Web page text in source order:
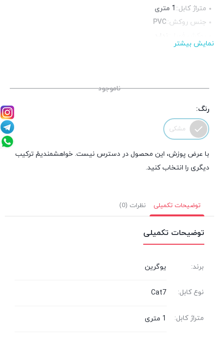
متراژ کابل::1 متری
جنس روکش::PVC
روکش شیلد::
نمایش بیشتر
ناموجود
رنگ:
مشکی
با عرض پوزش، این محصول در دسترس نیست. خواهشمندیمً ترکیب
دیگری را انتخاب کنید.
توضیحات تکمیلی نظرات (0)
توضیحات تکمیلی
برند: یوگرین
نوع کابل: Cat7
متراژ کابل: 1 متری